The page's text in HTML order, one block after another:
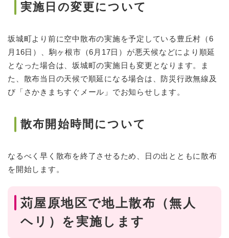
実施日の変更について
坂城町より前に空中散布の実施を予定している豊丘村（6
月16日）、駒ヶ根市（6月17日）が悪天候などにより順延
となった場合は、坂城町の実施日も変更となります。ま
た、散布当日の天候で順延になる場合は、防災行政無線及
び「さかきまちすぐメール」でお知らせします。
散布開始時間について
なるべく早く散布を終了させるため、日の出とともに散布
を開始します。
苅屋原地区で地上散布（無人
ヘリ）を実施します